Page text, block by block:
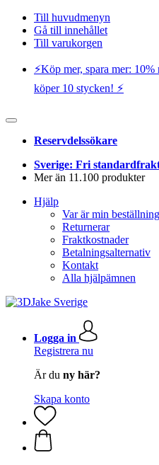
Till huvudmenyn
Gå till innehållet
Till varukorgen
⚡️Köp mer, spara mer:
köper 10 stycken! ⚡️
Reservdelssökare
Sverige: Fri
Mer än 11.100 produkter
Hjälp
Var är min
Returnerar
Fraktkostnader
Betalningsalternativ
Kontakt
Alla hjälpämnen
Logga in
Registrera nu
Är du ny här?
Skapa konto